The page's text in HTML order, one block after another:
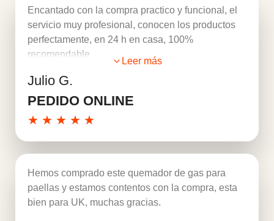
Encantado con la compra practico y funcional, el
servicio muy profesional, conocen los productos
perfectamente, en 24 h en casa, 100%
recomendable
Leer más
Julio G.
PEDIDO ONLINE
★ ★ ★ ★ ★
Hemos comprado este quemador de gas para
paellas y estamos contentos con la compra, esta
bien para UK, muchas gracias.